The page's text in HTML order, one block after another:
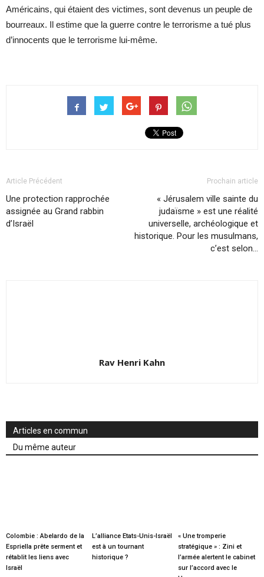
Américains, qui étaient des victimes, sont devenus un peuple de
bourreaux. Il estime que la guerre contre le terrorisme a tué plus
d’innocents que le terrorisme lui-même.
Article Précédent
Une protection rapprochée
assignée au Grand rabbin
d’Israël
Prochain article
« Jérusalem ville sainte du
judaïsme » est une réalité
universelle, archéologique et
historique. Pour les musulmans,
c’est selon…
Rav Henri Kahn
Articles en commun
Du même auteur
Colombie : Abelardo de la
Espriella prête serment et
rétablit les liens avec
Israël
L’alliance Etats-Unis-Israël
est à un tournant
historique ?
« Une tromperie
stratégique » : Zini et
l’armée alertent le cabinet
sur l’accord avec le